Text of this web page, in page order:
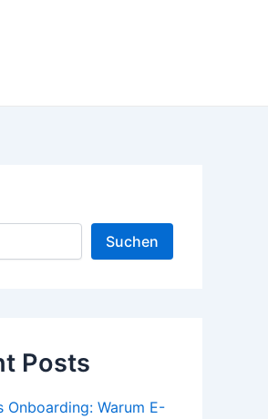
Suchen
Posts
Onboarding: Warum E-